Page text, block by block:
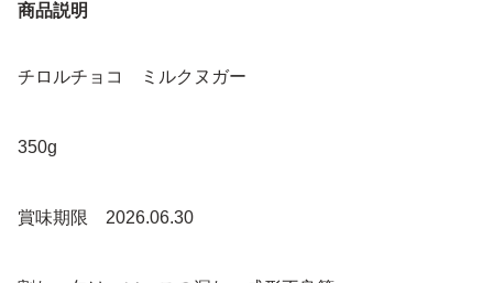
商品説明
チロルチョコ ミルクヌガー
350g
賞味期限 2026.06.30